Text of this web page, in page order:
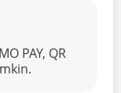
PAY, QR